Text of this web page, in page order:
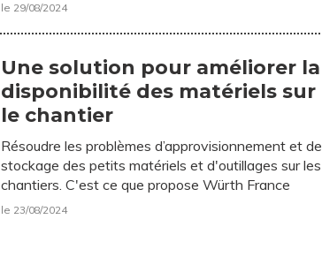
le 29/08/2024
Une solution pour améliorer la
disponibilité des matériels sur
le chantier
Résoudre les problèmes d’approvisionnement et de
stockage des petits matériels et d'outillages sur les
chantiers. C'est ce que propose Würth France
le 23/08/2024